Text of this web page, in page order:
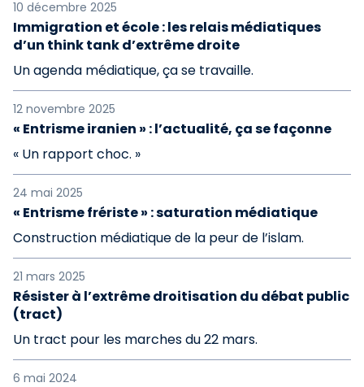
10 décembre 2025
Immigration et école : les relais médiatiques
d’un think tank d’extrême droite
Un agenda médiatique, ça se travaille.
12 novembre 2025
« Entrisme iranien » : l’actualité, ça se façonne
« Un rapport choc. »
24 mai 2025
« Entrisme frériste » : saturation médiatique
Construction médiatique de la peur de l’islam.
21 mars 2025
Résister à l’extrême droitisation du débat public
(tract)
Un tract pour les marches du 22 mars.
6 mai 2024